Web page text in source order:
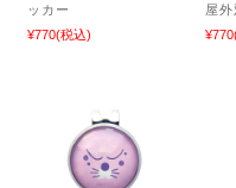
ッカー
¥770(税込)
屋
¥770